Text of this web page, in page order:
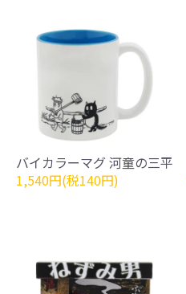
バイカラーマグ 河童の三平
1,540円(税140円)